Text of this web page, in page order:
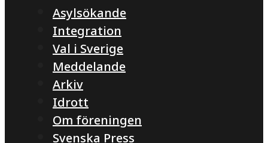
Asylsökande
Integration
Val i Sverige
Meddelande
Arkiv
Idrott
Om föreningen